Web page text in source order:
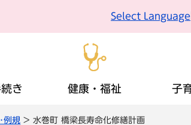
Select Language
き 健康・福祉 子
例規 > 水巻町 橋梁長寿命化修繕計画